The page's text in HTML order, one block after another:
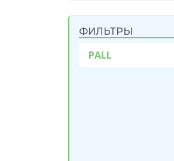
ФИЛЬТРЫ
PALL